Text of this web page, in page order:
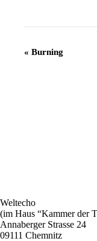
Veranstaltung
« Burning
Weltecho
(im Haus “Kammer der
Annaberger Strasse 24
09111 Chemnitz